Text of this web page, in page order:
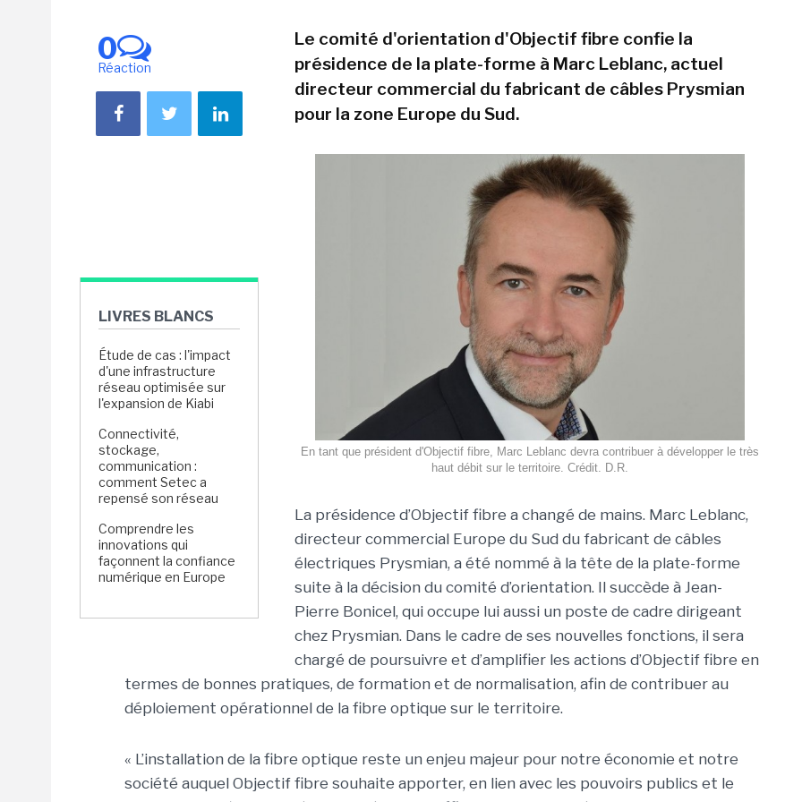
0
Réaction
LIVRES BLANCS
Étude de cas : l'impact
d'une infrastructure
réseau optimisée sur
l'expansion de Kiabi
Connectivité,
stockage,
communication :
comment Setec a
repensé son réseau
Comprendre les
innovations qui
façonnent la confiance
numérique en Europe
Le comité d'orientation d'Objectif fibre confie la
présidence de la plate-forme à Marc Leblanc, actuel
directeur commercial du fabricant de câbles Prysmian
pour la zone Europe du Sud.
En tant que président d'Objectif fibre, Marc Leblanc devra contribuer à développer le très
haut débit sur le territoire. Crédit. D.R.
La présidence d’Objectif fibre a changé de mains. Marc Leblanc,
directeur commercial Europe du Sud du fabricant de câbles
électriques Prysmian, a été nommé à la tête de la plate-forme
suite à la décision du comité d’orientation. Il succède à Jean-
Pierre Bonicel, qui occupe lui aussi un poste de cadre dirigeant
chez Prysmian. Dans le cadre de ses nouvelles fonctions, il sera
chargé de poursuivre et d’amplifier les actions d’Objectif fibre en
termes de bonnes pratiques, de formation et de normalisation, afin de contribuer au
déploiement opérationnel de la fibre optique sur le territoire.
« L’installation de la fibre optique reste un enjeu majeur pour notre économie et notre
société auquel Objectif fibre souhaite apporter, en lien avec les pouvoirs publics et le